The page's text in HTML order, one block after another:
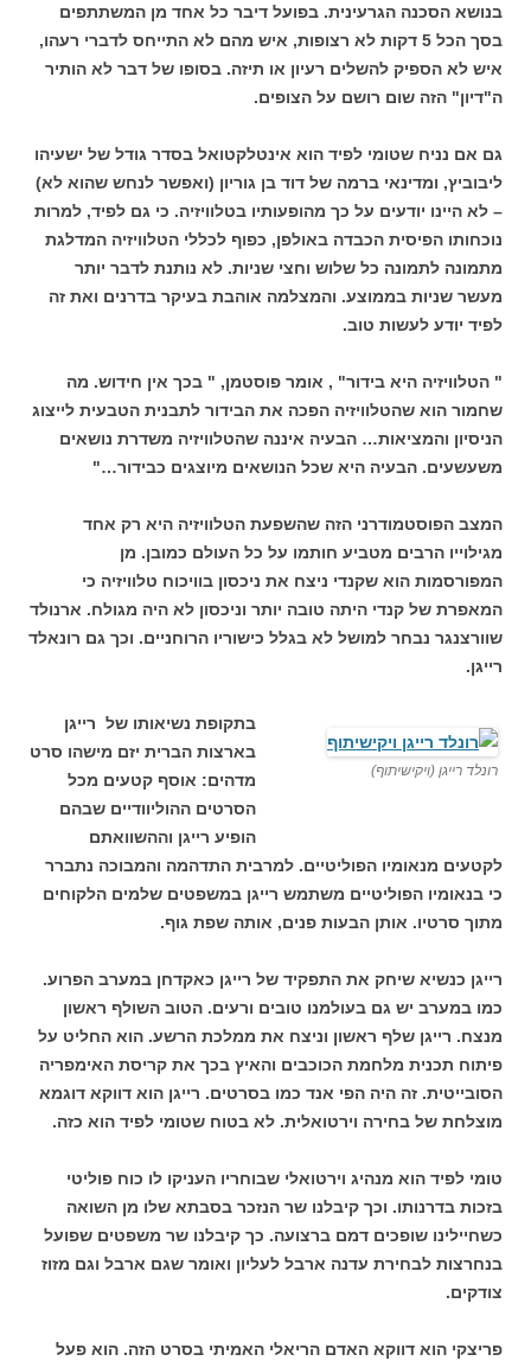
בנושא הסכנה הגרעינית. בפועל דיבר כל אחד מן המשתתפים
בסך הכל 5 דקות לא רצופות, איש מהם לא התייחס לדברי רעהו,
איש לא הספיק להשלים רעיון או תיזה. בסופו של דבר לא הותיר
ה"דיון" הזה שום רושם על הצופים.
גם אם נניח שטומי לפיד הוא אינטלקטואל בסדר גודל של ישעיהו
ליבוביץ, ומדינאי ברמה של דוד בן גוריון (ואפשר לנחש שהוא לא)
– לא היינו יודעים על כך מהופעותיו בטלוויזיה. כי גם לפיד, למרות
נוכחותו הפיסית הכבדה באולפן, כפוף לכללי הטלוויזיה המדלגת
מתמונה לתמונה כל שלוש וחצי שניות. לא נותנת לדבר יותר
מעשר שניות בממוצע. והמצלמה אוהבת בעיקר בדרנים ואת זה
לפיד יודע לעשות טוב.
" הטלוויזיה היא בידור" , אומר פוסטמן, " בכך אין חידוש. מה
שחמור הוא שהטלוויזיה הפכה את הבידור לתבנית הטבעית לייצוג
הניסיון והמציאות… הבעיה איננה שהטלוויזיה משדרת נושאים
משעשעים. הבעיה היא שכל הנושאים מיוצגים כבידור…"
המצב הפוסטמודרני הזה שהשפעת הטלוויזיה היא רק אחד
מגילוייו הרבים מטביע חותמו על כל העולם כמובן. מן
המפורסמות הוא שקנדי ניצח את ניכסון בוויכוח טלוויזיה כי
המאפרת של קנדי היתה טובה יותר וניכסון לא היה מגולח. ארנולד
שוורצנגר נבחר למושל לא בגלל כישוריו הרוחניים. וכך גם רונאלד
רייגן.
רונלד רייגן (ויקישיתוף)
בתקופת נשיאותו של רייגן
בארצות הברית יזם מישהו סרט
מדהים: אוסף קטעים מכל
הסרטים ההוליוודיים שבהם
הופיע רייגן וההשוואתם
לקטעים מנאומיו הפוליטיים. למרבית התדהמה והמבוכה נתברר
כי בנאומיו הפוליטיים משתמש רייגן במשפטים שלמים הלקוחים
מתוך סרטיו. אותן הבעות פנים, אותה שפת גוף.
רייגן כנשיא שיחק את התפקיד של רייגן כאקדחן במערב הפרוע.
כמו במערב יש גם בעולמנו טובים ורעים. הטוב השולף ראשון
מנצח. רייגן שלף ראשון וניצח את ממלכת הרשע. הוא החליט על
פיתוח תכנית מלחמת הכוכבים והאיץ בכך את קריסת האימפריה
הסובייטית. זה היה הפי אנד כמו בסרטים. רייגן הוא דווקא דוגמא
מוצלחת של בחירה וירטואלית. לא בטוח שטומי לפיד הוא כזה.
טומי לפיד הוא מנהיג וירטואלי שבוחריו העניקו לו כוח פוליטי
בזכות בדרנותו. וכך קיבלנו שר הנזכר בסבתא שלו מן השואה
כשחיילינו שופכים דמם ברצועה. כך קיבלנו שר משפטים שפועל
בנחרצות לבחירת עדנה ארבל לעליון ואומר שגם ארבל וגם מזוז
צודקים.
פריצקי הוא דווקא האדם הריאלי האמיתי בסרט הזה. הוא פעל